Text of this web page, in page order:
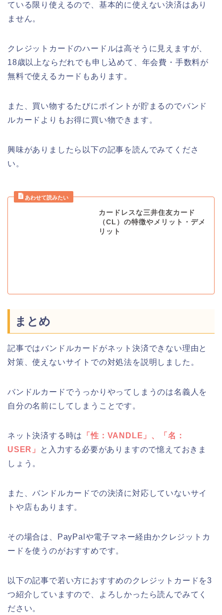
ている限り使えるので、基本的に使えない決済はあり
ません。
クレジットカードのハードルは高そうに見えますが、
18歳以上ならだれでも申し込めて、年会費・手数料が
無料で使えるカードもあります。
また、買い物するたびにポイントが貯まるのでバンド
ルカードよりもお得に買い物できます。
興味がありましたら以下の記事を読んでみてくださ
い。
カードレスな三井住友カード
（CL）の特徴やメリット・デメ
リット
まとめ
記事ではバンドルカードがネット決済できない理由と
対策、使えないサイトでの対処法を説明しました。
バンドルカードでうっかりやってしまうのは名義人を
自分の名前にしてしまうことです。
ネット決済する時は
「性：VANDLE」、「名：
USER」
と入力する必要がありますので憶えておきま
しょう。
また、バンドルカードでの決済に対応していないサイ
トや店もあります。
その場合は、PayPalや電子マネー経由かクレジットカ
ードを使うのがおすすめです。
以下の記事で若い方におすすめのクレジットカードを3
つ紹介していますので、よろしかったら読んでみてく
ださい。